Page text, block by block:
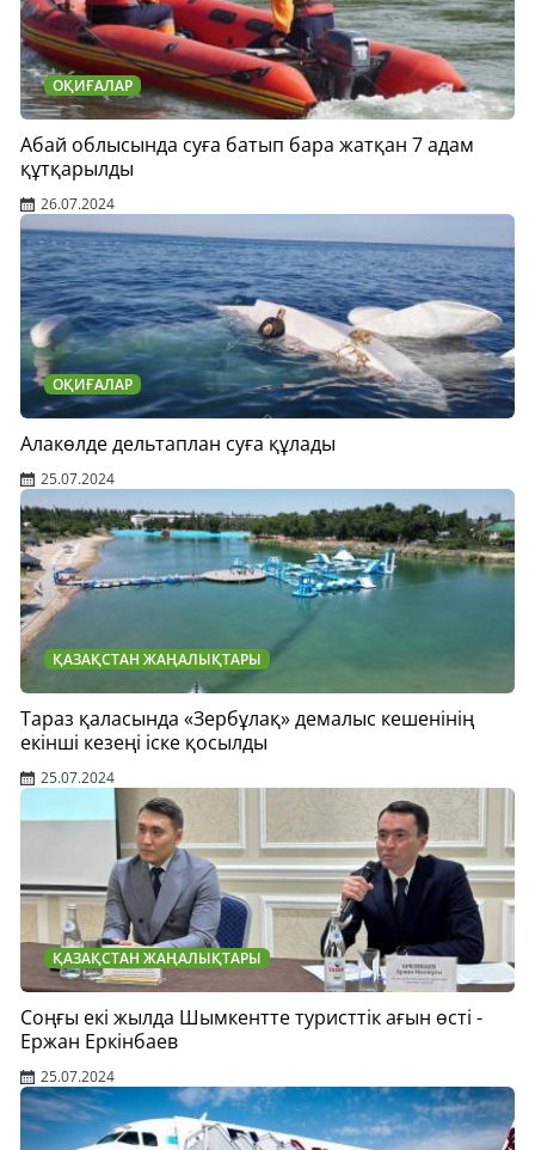
ОҚИҒАЛАР
Абай облысында суға батып бара жатқан 7 адам
құтқарылды
26.07.2024
ОҚИҒАЛАР
Алакөлде дельтаплан суға құлады
25.07.2024
ҚАЗАҚСТАН ЖАҢАЛЫҚТАРЫ
Тараз қаласында «Зербұлақ» демалыс кешенінің
екінші кезеңі іске қосылды
25.07.2024
ҚАЗАҚСТАН ЖАҢАЛЫҚТАРЫ
Соңғы екі жылда Шымкентте туристтік ағын өсті -
Ержан Еркінбаев
25.07.2024